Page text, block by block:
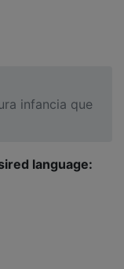
infancia que
language: